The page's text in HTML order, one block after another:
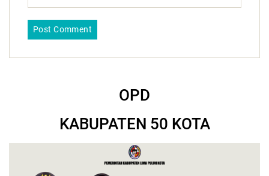
OPD
KABUPATEN 50 KOTA